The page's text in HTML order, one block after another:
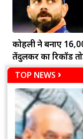
कोहली ने बनाए
तेंदुलकर का रिकॉर्ड
TOP NEWS